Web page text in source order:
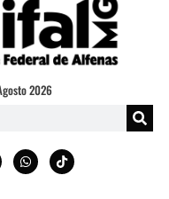
Legislação
Canais
2026